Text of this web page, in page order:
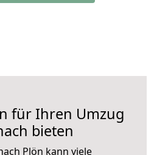
für Ihren Umzug
bieten
Plön kann viele